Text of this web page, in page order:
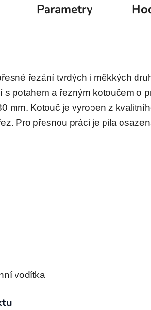
Parametry
řezání tvrdých i měkkých
s potahem a řezným kotoučem o
mm. Kotouč je vyroben z
Pro přesnou práci je pila
vodítka